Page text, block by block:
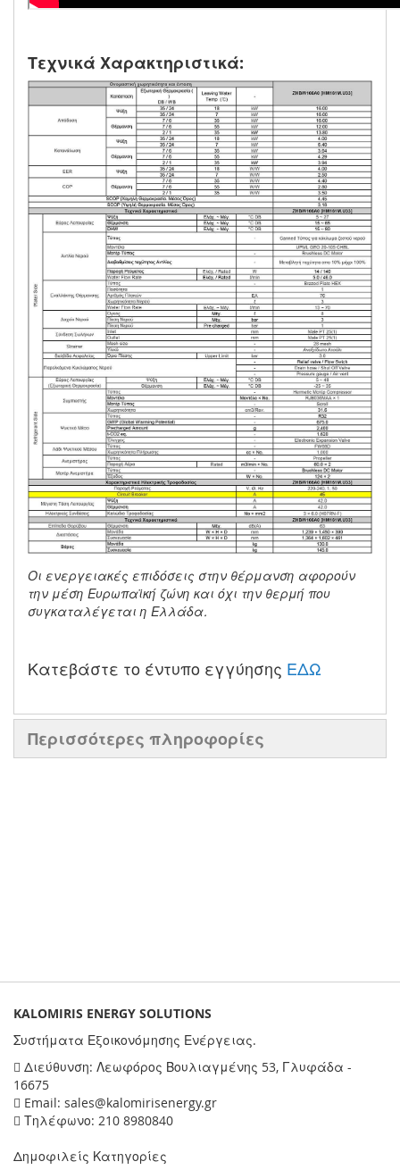
Τεχνικά Χαρακτηριστικά:
Οι ενεργειακές επιδόσεις στην θέρμανση αφορούν
την μέση Ευρωπαϊκή ζώνη και όχι την θερμή που
συγκαταλέγεται η Ελλάδα.
Κατεβάστε το έντυπο εγγύησης ΕΔΩ
Περισσότερες πληροφορίες
KALOMIRIS ENERGY SOLUTIONS
Συστήματα Εξοικονόμησης Ενέργειας.
Διεύθυνση: Λεωφόρος Βουλιαγμένης 53, Γλυφάδα -
16675
Email: sales@kalomirisenergy.gr
Τηλέφωνο: 210 8980840
Δημοφιλείς Κατηγορίες